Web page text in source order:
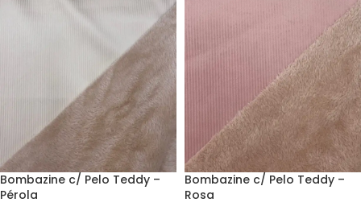
Bombazine c/ Pelo Teddy –
Pérola
Bombazine c/ Pelo Teddy –
Rosa